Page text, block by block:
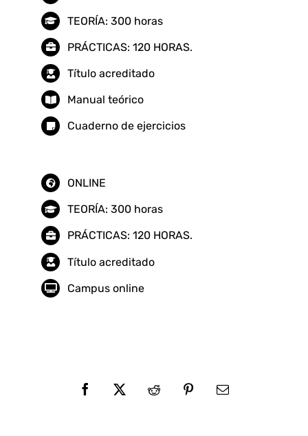
TEORÍA: 300 horas
PRÁCTICAS: 120 HORAS.
Título acreditado
Manual teórico
Cuaderno de ejercicios
ONLINE
TEORÍA: 300 horas
PRÁCTICAS: 120 HORAS.
Título acreditado
Campus online